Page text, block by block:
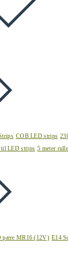
COB LED strips
LED strips 5 meter
pære MR16 (12V) E14